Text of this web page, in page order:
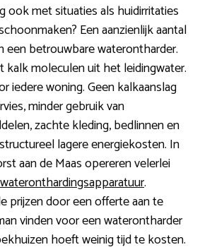
ook met situaties als huidirritaties
Een aanzienlijk aantal
een betrouwbare waterontharder.
moleculen uit het leidingwater.
iedere woning. Geen kalkaanslag
minder gebruik van
zachte kleding, bedlinnen en
lagere energiekosten. In
aan de Maas opereren velerlei
.
prijzen door een offerte aan te
vinden voor een waterontharder
hoeft weinig tijd te kosten.